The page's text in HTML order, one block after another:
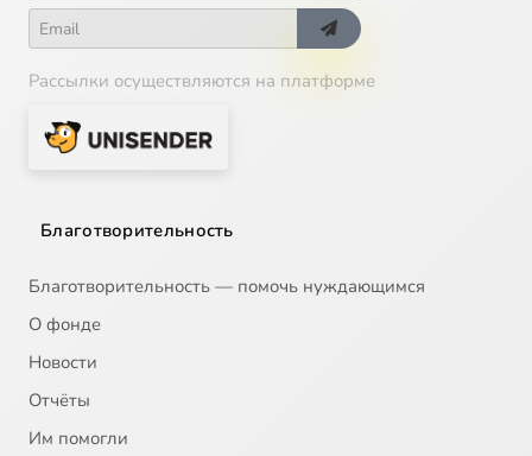
Рассылки осуществляются на платформе
Благотворительность
Благотворительность — помочь нуждающимся
О фонде
Новости
Отчёты
Им помогли